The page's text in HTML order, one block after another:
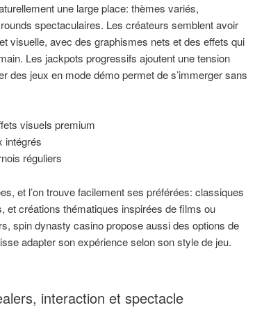
une large place: thèmes variés,
spectaculaires. Les créateurs semblent avoir
visuelle, avec des graphismes nets et des effets qui
Les jackpots progressifs ajoutent une tension
des jeux en mode démo permet de s’immerger sans
visuels premium
intégrés
réguliers
et l’on trouve facilement ses préférées: classiques
et créations thématiques inspirées de films ou
spin dynasty casino propose aussi des options de
adapter son expérience selon son style de jeu.
interaction et spectacle